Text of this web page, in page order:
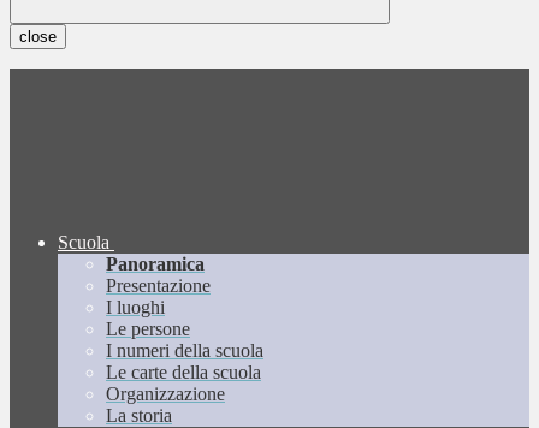
close
Scuola
Panoramica
Presentazione
I luoghi
Le persone
I numeri della scuola
Le carte della scuola
Organizzazione
La storia